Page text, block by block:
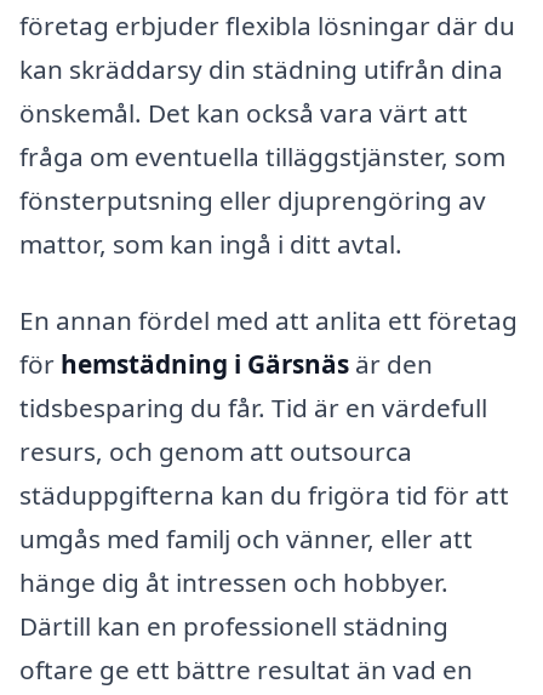
företag erbjuder flexibla lösningar där du
kan skräddarsy din städning utifrån dina
önskemål. Det kan också vara värt att
fråga om eventuella tilläggstjänster, som
fönsterputsning eller djuprengöring av
mattor, som kan ingå i ditt avtal.
En annan fördel med att anlita ett företag
för hemstädning i Gärsnäs är den
tidsbesparing du får. Tid är en värdefull
resurs, och genom att outsourca
städuppgifterna kan du frigöra tid för att
umgås med familj och vänner, eller att
hänge dig åt intressen och hobbyer.
Därtill kan en professionell städning
oftare ge ett bättre resultat än vad en